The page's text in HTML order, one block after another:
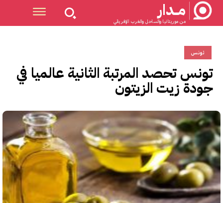
مــدار
من موريتانيا والساحل والغرب الإفريقي
تونس
تونس تحصد المرتبة الثانية عالميا في
جودة زيت الزيتون